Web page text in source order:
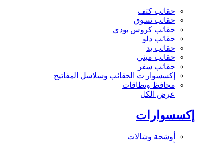
حقائب كتف
حقائب تسوق
حقائب كروس بودي
حقائب دلو
حقائب يد
حقائب ميني
حقائب سفر
إكسسوارات الحقائب وسلاسل المفاتيح
محافظ وبطاقات
عرض الكل
إكسسوارات
أوشحة وشالات